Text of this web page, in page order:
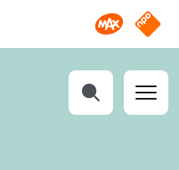
Omroep
NPO